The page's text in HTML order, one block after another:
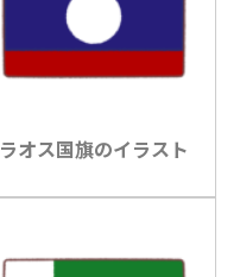
ラオス国旗のイラスト